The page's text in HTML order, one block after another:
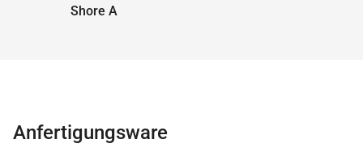
Shore A
Anfertigungsware